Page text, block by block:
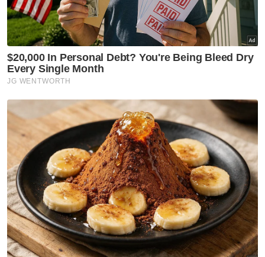
anak sebelum 'pergi'
selamanya
Semasa
Sindiket curi lembu tumpas, 10
termasuk dua wanita ada
rekod dadah, jenayah ditahan